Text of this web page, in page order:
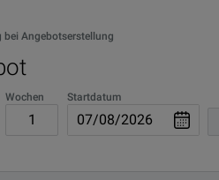
bei Angebotserstellung
Wochen Startdatum